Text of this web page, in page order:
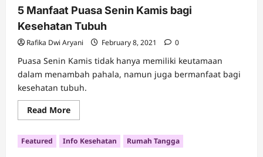
Simak
Bahan
Alami
5 Manfaat Puasa Senin Kamis bagi
Kesehatan Tubuh
Rafika Dwi Aryani February 8, 2021 0
Puasa Senin Kamis tidak hanya memiliki keutamaan
dalam menambah pahala, namun juga bermanfaat bagi
kesehatan tubuh.
Read MoreRead
more
5
Manfaat
Puasa
Featured Info Kesehatan Rumah Tangga